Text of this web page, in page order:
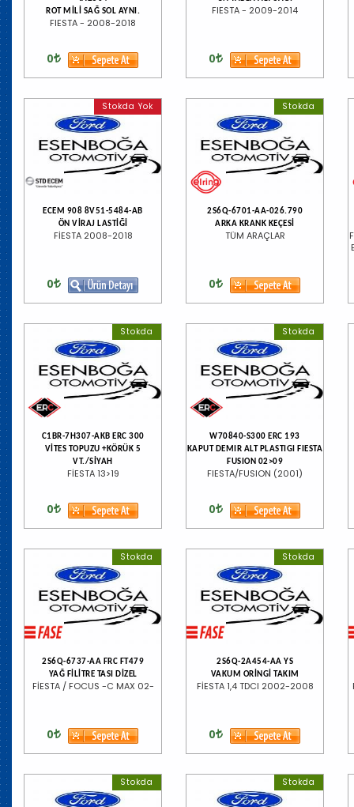
ROT MİLİ SAĞ SOL AYNI.
FIESTA - 2008-2018
0
FIESTA - 2009-2014
0
Stokda Yok
ECEM 908 8V51-5484-AB
ÖN VİRAJ LASTİĞİ
FİESTA 2008-2018
0
Stokda
2S6Q-6701-AA-026.790
ARKA KRANK KEÇESİ
TÜM ARAÇLAR
0
Stokda
C1BR-7H307-AKB ERC 300
VİTES TOPUZU +KÖRÜK 5
VT./SİYAH
FİESTA 13>19
0
Stokda
W70840-S300 ERC 193
KAPUT DEMIR ALT PLASTIGI FIESTA
FUSION 02>09
FIESTA/FUSION (2001)
0
Stokda
2S6Q-6737-AA FRC FT479
YAĞ FİLİTRE TASI DİZEL
FİESTA / FOCUS -C MAX 02-
0
Stokda
2S6Q-2A454-AA YS
VAKUM ORİNGİ TAKIM
FİESTA 1,4 TDCI 2002-2008
0
Stokda Stokda